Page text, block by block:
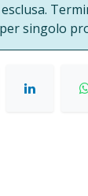
singolo